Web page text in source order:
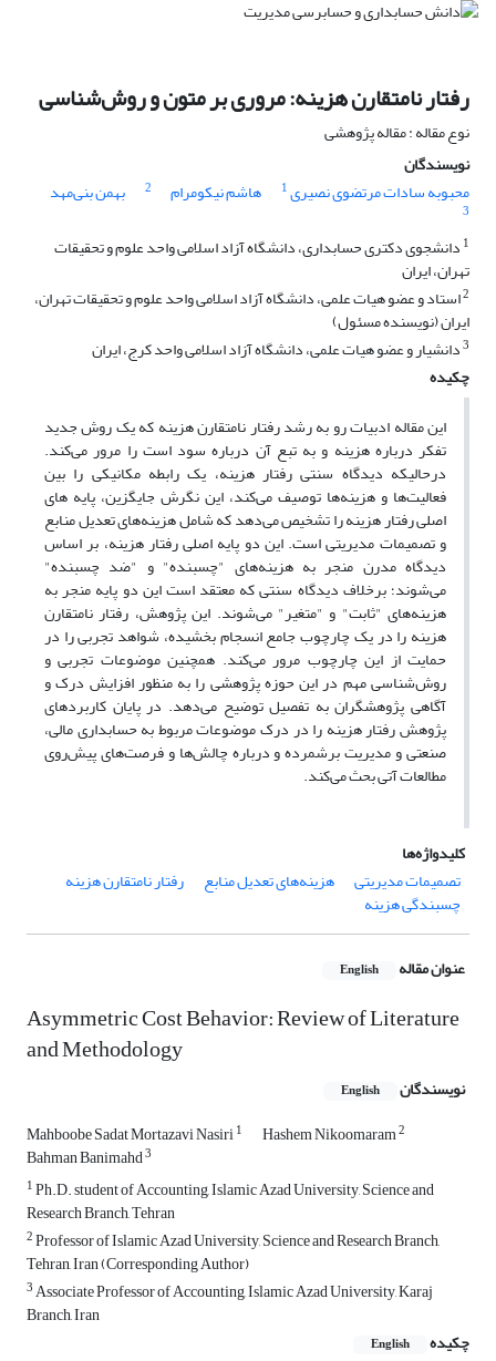
رفتار نامتقارن هزینه: مروری بر متون و روش‌شناسی
نوع مقاله : مقاله پژوهشی
نویسندگان
محبوبه سادات مرتضوی نصیری1 هاشم نیکومرام 2 بهمن بنی‌مهد
3
1 دانشجوی دکتری حسابداری، دانشگاه آزاد اسلامی واحد علوم و تحقیقات
تهران، ایران
2استاد و عضو هیات علمی، دانشگاه آزاد اسلامی واحد علوم و تحقیقات تهران،
ایران (نویسنده مسئول)
3دانشیار و عضو هیات علمی، دانشگاه آزاد اسلامی واحد کرج، ایران
چکیده
این مقاله ادبیات رو به رشد رفتار نامتقارن هزینه که یک روش جدید
تفکر درباره هزینه‌ و به تبع آن درباره سود است را مرور می‌کند.
درحالیکه دیدگاه سنتی رفتار هزینه، یک رابطه مکانیکی را بین
فعالیت‌ها و هزینه‌ها توصیف می‌کند، این نگرش جایگزین، پایه های
اصلی رفتار هزینه را تشخیص می‌دهد که شامل هزینه‌های تعدیل منابع
و تصمیمات مدیریتی است. این دو پایه اصلی رفتار هزینه، بر اساس
دیدگاه مدرن منجر به هزینه‌های "چسبنده" و "ضد چسبنده"
می‌شوند؛ برخلاف دیدگاه سنتی که معتقد است این دو پایه منجر به
هزینه‌های "ثابت" و "متغیر" می‌شوند. این پژوهش، رفتار نامتقارن
هزینه را در یک چارچوب جامع انسجام بخشیده، شواهد تجربی را در
حمایت از این چارچوب مرور می‌کند. همچنین موضوعات تجربی و
روش‌شناسی مهم در این حوزه پژوهشی را به منظور افزایش درک و
آگاهی پژوهشگران به تفصیل توضیح می‌دهد. در پایان کاربردهای
پژوهش رفتار هزینه را در درک موضوعات مربوط به حسابداری مالی،
صنعتی و مدیریت برشمرده و درباره چالش‌‌ها و فرصت‌های پیش‌روی
مطالعات آتی بحث می‌کند.
کلیدواژه‌ها
تصمیمات مدیریتی
هزینه‌های تعدیل منابع رفتار نامتقارن هزینه
چسبندگی هزینه
عنوان مقاله English
Asymmetric Cost Behavior: Review of Literature
and Methodology
نویسندگان English
Mahboobe Sadat Mortazavi Nasiri1 Hashem Nikoomaram2
Bahman Banimahd3
1Ph.D. student of Accounting, Islamic Azad University, Science and
Research Branch, Tehran
2Professor of Islamic Azad University, Science and Research Branch,
Tehran, Iran (Corresponding Author)
3Associate Professor of Accounting, Islamic Azad University, Karaj
Branch, Iran
چکیده
English